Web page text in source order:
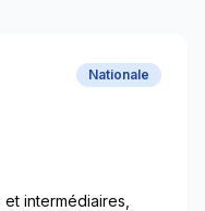
Nationale
intermédiaires,